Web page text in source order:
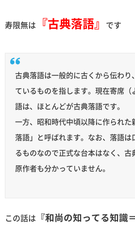
寿限無は 『古典落語』 です
古典落語は一般的に古くから伝わり
ているものを指します。現在寄席
語は、ほとんどが古典落語です。
一方、昭和時代中頃以降に作られた
落語」と呼ばれます。なお、落語は
るものなので正式な台本はなく、古
原作者も分かっていません。
この話は 『和尚の知ってる知識